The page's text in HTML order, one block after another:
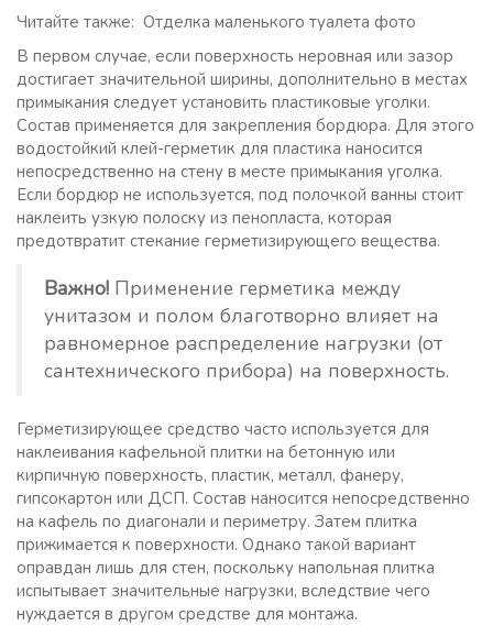
Читайте также: Отделка маленького туалета фото
В первом случае, если поверхность неровная или зазор
достигает значительной ширины, дополнительно в местах
примыкания следует установить пластиковые уголки.
Состав применяется для закрепления бордюра. Для этого
водостойкий клей-герметик для пластика наносится
непосредственно на стену в месте примыкания уголка.
Если бордюр не используется, под полочкой ванны стоит
наклеить узкую полоску из пенопласта, которая
предотвратит стекание герметизирующего вещества.
Важно! Применение герметика между
унитазом и полом благотворно влияет на
равномерное распределение нагрузки (от
сантехнического прибора) на поверхность.
Герметизирующее средство часто используется для
наклеивания кафельной плитки на бетонную или
кирпичную поверхность, пластик, металл, фанеру,
гипсокартон или ДСП. Состав наносится непосредственно
на кафель по диагонали и периметру. Затем плитка
прижимается к поверхности. Однако такой вариант
оправдан лишь для стен, поскольку напольная плитка
испытывает значительные нагрузки, вследствие чего
нуждается в другом средстве для монтажа.